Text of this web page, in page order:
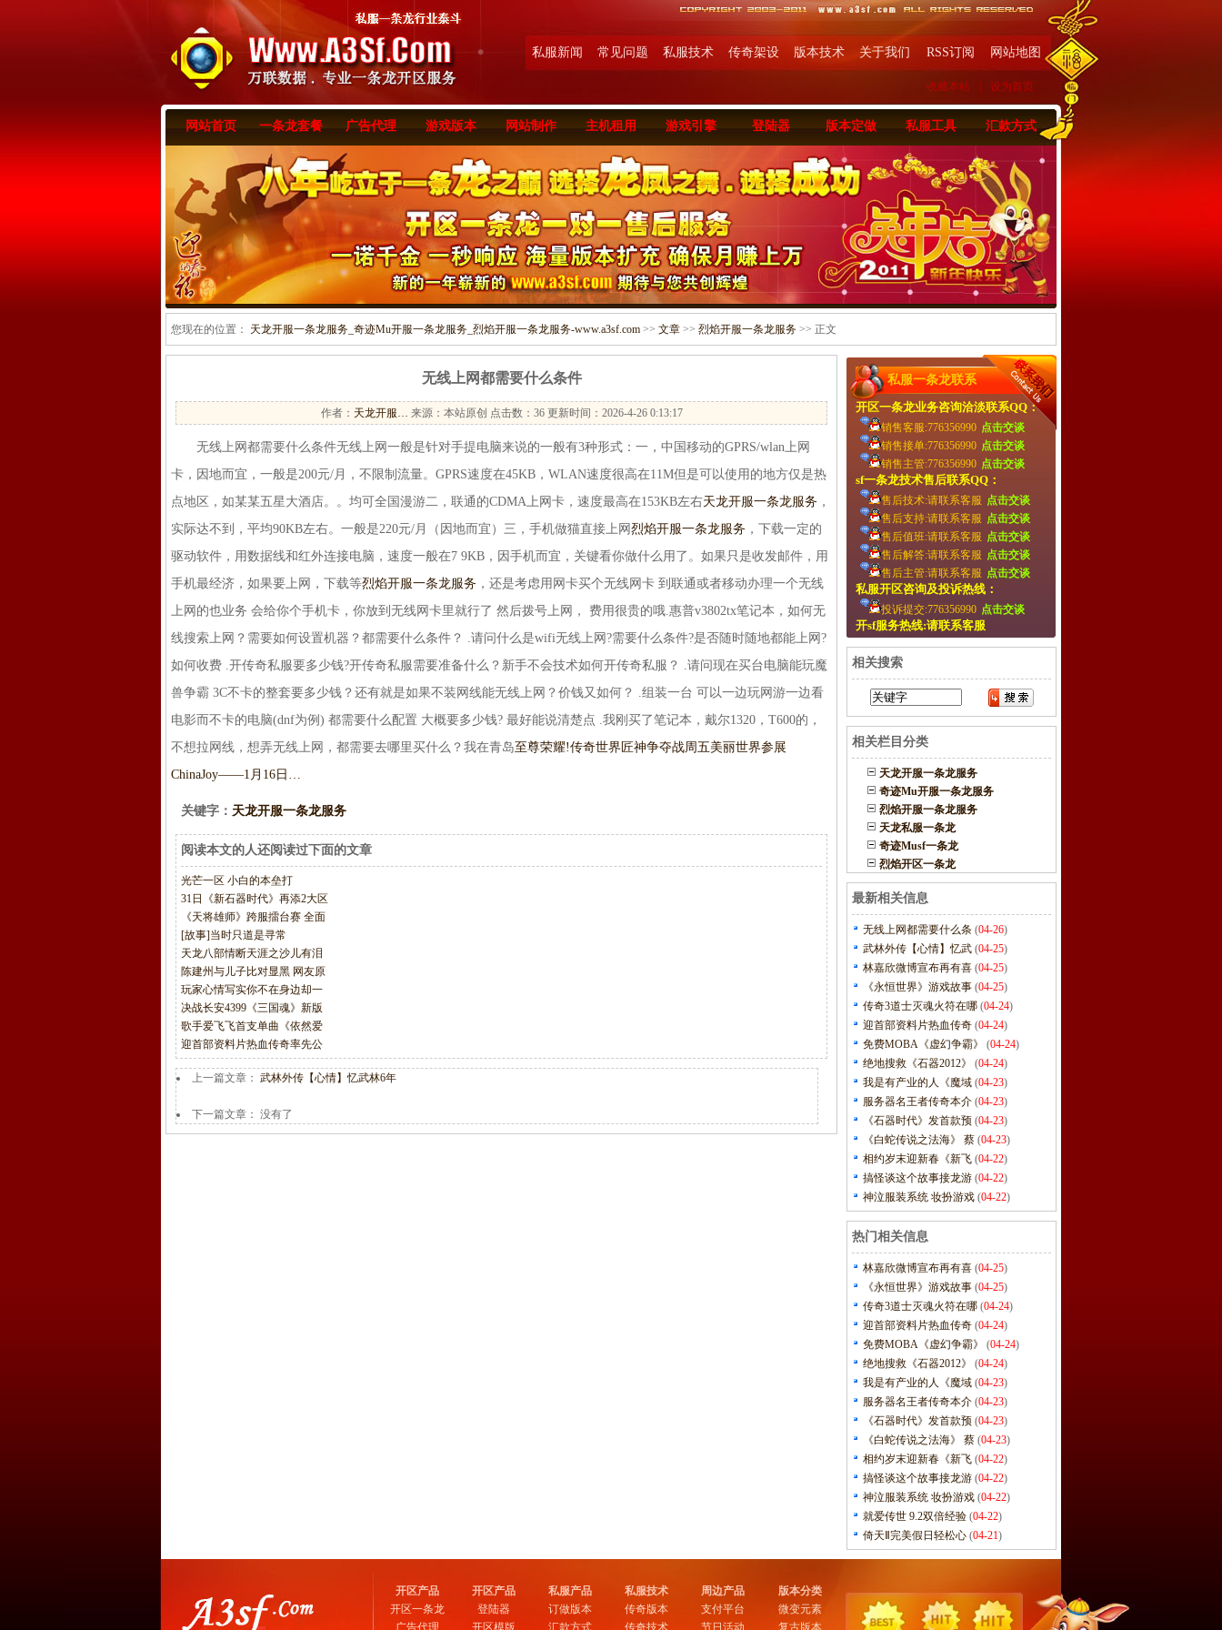
私服新闻 常见问题 私服技术 传奇架设 版本技术 关于我们 RSS订阅 网站地图
收藏本站 设为首页
网站首页 一条龙套餐 广告代理 游戏版本 网站制作 主机租用 游戏引擎 登陆器 版本定做 私服工具 汇款方式
您现在的位置： 天龙开服一条龙服务_奇迹Mu开服一条龙服务_烈焰开服一条龙服务-www.a3sf.com >> 文章 >> 烈焰开服一条龙服务 >> 正文
无线上网都需要什么条件
作者： 天龙开服… 来源：本站原创 点击数： 36 更新时间：2026-4-26 0:13:17
无线上网都需要什么条件无线上网一般是针对手提电脑来说的一般有3种形式：一，中国移动的GPRS/wlan上网
卡，因地而宜，一般是200元/月，不限制流量。GPRS速度在45KB，WLAN速度很高在11M但是可以使用的地方仅是热
点地区，如某某五星大酒店。。均可全国漫游二，联通的CDMA上网卡，速度最高在153KB左右天龙开服一条龙服务 ，
实际达不到，平均90KB左右。一般是220元/月（因地而宜）三，手机做猫直接上网 烈焰开服一条龙服务 ，下载一定的
驱动软件，用数据线和红外连接电脑，速度一般在7 9KB，因手机而宜，关键看你做什么用了。如果只是收发邮件，用
手机最经济，如果要上网，下载等烈焰开服一条龙服务 ，还是考虑用网卡买个无线网卡 到联通或者移动办理一个无线
上网的也业务 会给你个手机卡，你放到无线网卡里就行了 然后拨号上网， 费用很贵的哦.惠普v3802tx笔记本，如何无
线搜索上网？需要如何设置机器？都需要什么条件？ .请问什么是wifi无线上网?需要什么条件?是否随时随地都能上网?
如何收费 .开传奇私服要多少钱?开传奇私服需要准备什么？新手不会技术如何开传奇私服？ .请问现在买台电脑能玩魔
兽争霸 3C不卡的整套要多少钱？还有就是如果不装网线能无线上网？价钱又如何？ .组装一台 可以一边玩网游一边看
电影而不卡的电脑(dnf为例) 都需要什么配置 大概要多少钱? 最好能说清楚点 .我刚买了笔记本，戴尔1320，T600的，
不想拉网线，想弄无线上网，都需要去哪里买什么？我在青岛至尊荣耀!传奇世界匠神争夺战周五美丽世界参展
ChinaJoy――1月16日…
关键字： 天龙开服一条龙服务
阅读本文的人还阅读过下面的文章
光芒一区 小白的本垒打
31日《新石器时代》再添2大区
《天将雄师》跨服擂台赛 全面
[故事]当时只道是寻常
天龙八部情断天涯之沙儿有泪
陈建州与儿子比对显黑 网友原
玩家心情写实你不在身边却一
决战长安4399《三国魂》新版
歌手爱飞飞首支单曲《依然爱
迎首部资料片热血传奇率先公
上一篇文章： 武林外传【心情】忆武林6年
下一篇文章： 没有了
私服一条龙联系
开区一条龙业务咨询洽淡联系QQ：
销售客服:776356990 点击交谈
销售接单:776356990 点击交谈
销售主管:776356990 点击交谈
sf一条龙技术售后联系QQ：
售后技术:请联系客服 点击交谈
售后支持:请联系客服 点击交谈
售后值班:请联系客服 点击交谈
售后解答:请联系客服 点击交谈
售后主管:请联系客服 点击交谈
私服开区咨询及投诉热线：
投诉提交:776356990 点击交谈
开sf服务热线:请联系客服
相关搜索
相关栏目分类
天龙开服一条龙服务
奇迹Mu开服一条龙服务
烈焰开服一条龙服务
天龙私服一条龙
奇迹Musf一条龙
烈焰开区一条龙
最新相关信息
无线上网都需要什么条 (04-26)
武林外传【心情】忆武 (04-25)
林嘉欣微博宣布再有喜 (04-25)
《永恒世界》游戏故事 (04-25)
传奇3道士灭魂火符在哪 (04-24)
迎首部资料片热血传奇 (04-24)
免费MOBA《虚幻争霸》
(04-24)
绝地搜救《石器2012》
(04-24)
我是有产业的人《魔域 (04-23)
服务器名王者传奇本介 (04-23)
《石器时代》发首款预 (04-23)
《白蛇传说之法海》 蔡 (04-23)
相约岁末迎新春《新飞 (04-22)
搞怪谈这个故事接龙游 (04-22)
神泣服装系统 妆扮游戏 (04-22)
热门相关信息
林嘉欣微博宣布再有喜 (04-25)
《永恒世界》游戏故事 (04-25)
传奇3道士灭魂火符在哪 (04-24)
迎首部资料片热血传奇 (04-24)
免费MOBA《虚幻争霸》
(04-24)
绝地搜救《石器2012》
(04-24)
我是有产业的人《魔域 (04-23)
服务器名王者传奇本介 (04-23)
《石器时代》发首款预 (04-23)
《白蛇传说之法海》 蔡 (04-23)
相约岁末迎新春《新飞 (04-22)
搞怪谈这个故事接龙游 (04-22)
神泣服装系统 妆扮游戏 (04-22)
就爱传世 9.2双倍经验 (04-22)
倚天Ⅱ完美假日轻松心 (04-21)
开区产品
开区一条龙
广告代理
开区产品
登陆器
开区模版
私服产品
订做版本
汇款方式
私服技术
传奇版本
传奇技术
周边产品
支付平台
节日活动
版本分类
微变元素
复古版本